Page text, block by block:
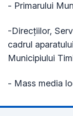
- Primarului
-Direcțiilor,
cadrul
Municipiului
- Mass media